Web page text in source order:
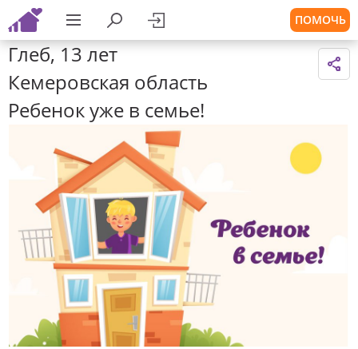
ПОМОЧЬ
Глеб, 13 лет
Кемеровская область
Ребенок уже в семье!